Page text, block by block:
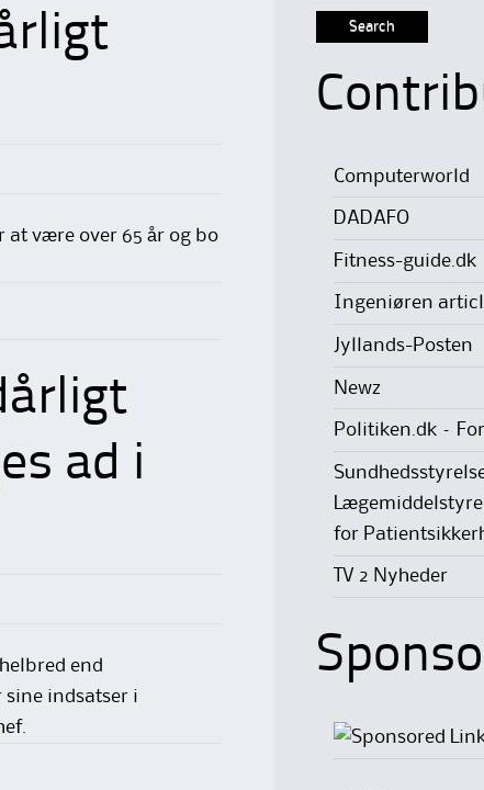
at være over 65 år og bo
ad i
end
sine indsatser i
Computerworld
DADAFO
Fitness-guide.dk
Ingeniøren
Jyllands-Posten
Newz
Politiken.dk –
for
TV 2 Nyheder